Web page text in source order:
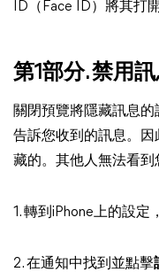
ID（Face ID）將其打開
第1部分. 禁用
關閉預覽將隱藏訊息
告訴您收到的訊息。
藏的。其他人無法看到
1. 轉到iPhone上的設定
2. 在通知中找到並點擊